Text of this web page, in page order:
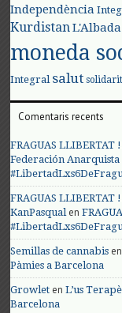
Independència
KurdistanL'Albada
moneda
Integral salut
Comentaris recents
FRAGUAS
Federación Anarquista
FRAGUAS
KanPasqualen
Semillas de cannabis
Pàmies a Barcelona
Growlet enL’us
Barcelona